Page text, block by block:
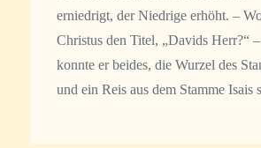
erniedrigt, der Niedrige erhöht. –
Christus den Titel, „Davids Herr?“
konnte er beides, die Wurzel des
und ein Reis aus dem Stamme Isais